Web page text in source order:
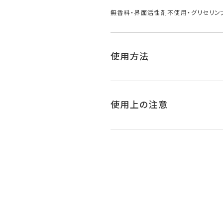
無香料・界面活性剤不使用・グリセリン
使用方法
使用上の注意